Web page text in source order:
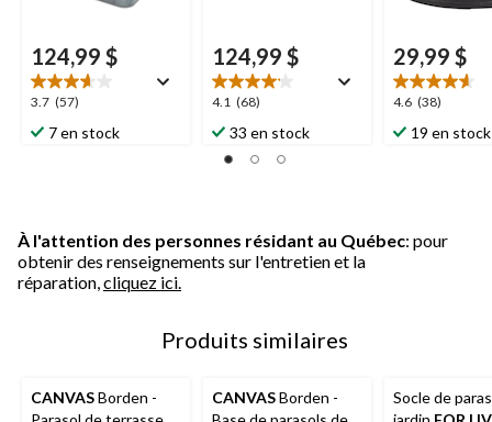
124,99 $
3.7 (57)
3.7
étoile(s)
sur
7 en stock
124,99 $
4.1 (68)
4.1
étoile(s)
sur
5.
33 en stock
29,99 $
4.6 (38)
4.6
étoile(s)
sur
19 en stock
À l'attention des personnes résidant au Québec: pour
obtenir des renseignements sur l'entretien et la
réparation, cliquez ici.
Produits similaires
CANVASBorden -
CANVASBorden -
Socle de